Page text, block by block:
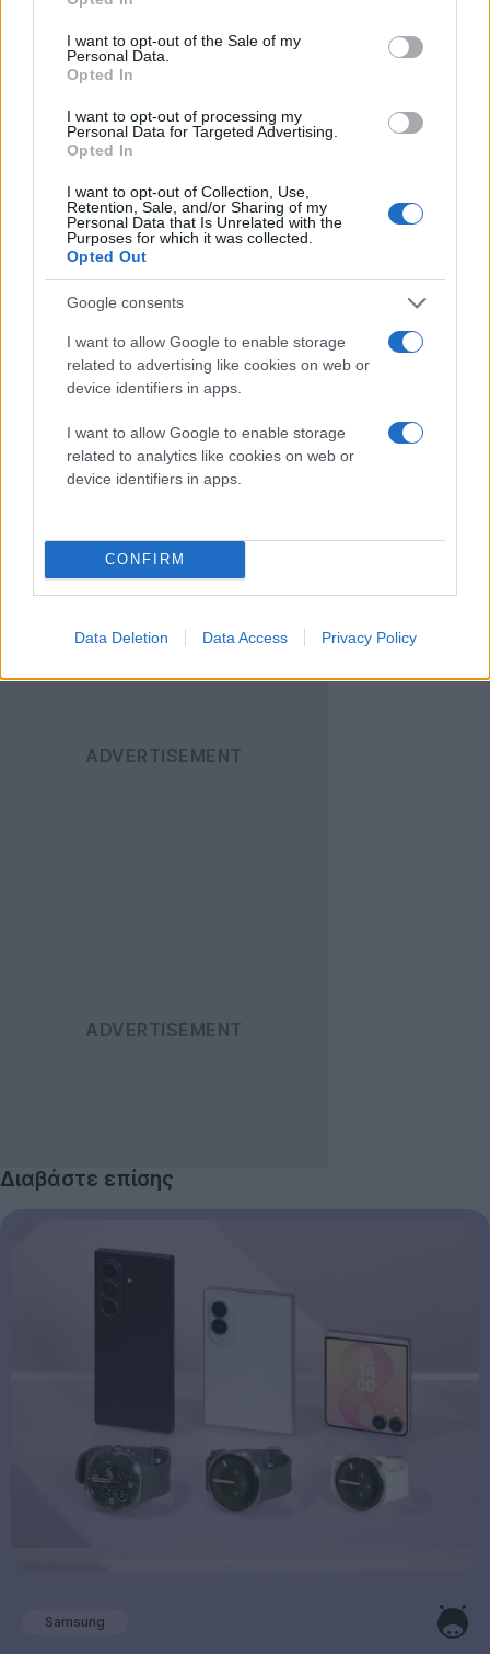
use your data for below specified purposes in below Google
consent section.
I want to opt-out of the Sale of my
Personal Data.
Opted In
I want to opt-out of processing my
Personal Data for Targeted Advertising.
Opted In
I want to opt-out of Collection, Use,
Retention, Sale, and/or Sharing of my
Personal Data that Is Unrelated with the
Purposes for which it was collected.
Opted Out
Google consents
I want to allow Google to enable storage
related to advertising like cookies on web or
device identifiers in apps.
I want to allow Google to enable storage
related to analytics like cookies on web or
device identifiers in apps.
CONFIRM
Data Deletion Data Access Privacy Policy
Missile Command: Rechargedθα κυκλοφορήσει
μέσα στην Άνοιξη για συσκευές iOS και Android, θα
είναι διαθέσιμο δωρεάν με διαφημίσεις και θα
υπάρχει επιλογή για one-off πληρωμή για όποιον δεν
θέλει να τις βλέπει.
Καιρός να δούμε και το περίφημο
, αλλά και
που ετοιμάζει η εταιρεία…
Ακολουθήστε το
Techgear.gr στο Google
ενημερώνεστε άμεσα
για όλα τα νέα άρθρα!
Διαβάστε επίσης
Samsung